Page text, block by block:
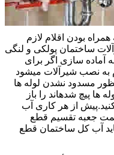
بودن اقلام لازم
ساختمان پولکی و لنگی
سازی اگر برای
به نصب شیرآلات میشود
مسدود نشدن لوله ها
ها پیچ شدهاند را باز
از هر کاری آب
جعبه تقسیم قطع
آب کل ساختمان قطع